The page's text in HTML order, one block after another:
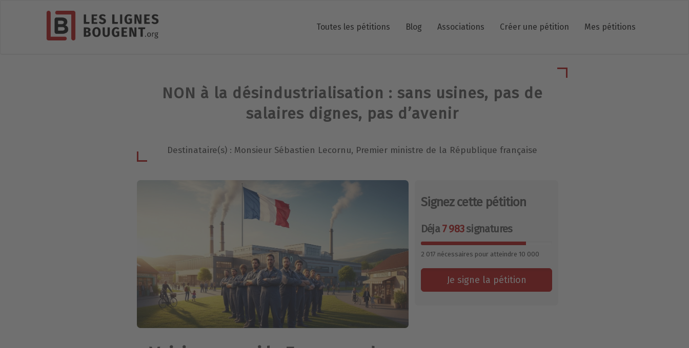
Toutes les pétitions Blog Associations Créer une pétition Mes pétitions
NON à la désindustrialisation : sans usines, pas de
salaires dignes, pas d’avenir
Destinataire(s) : Monsieur Sébastien Lecornu, Premier ministre de la République française
Signez cette pétition
Déja7 983signatures
2 017 nécessaires pour atteindre 10 000
Je signe la pétition